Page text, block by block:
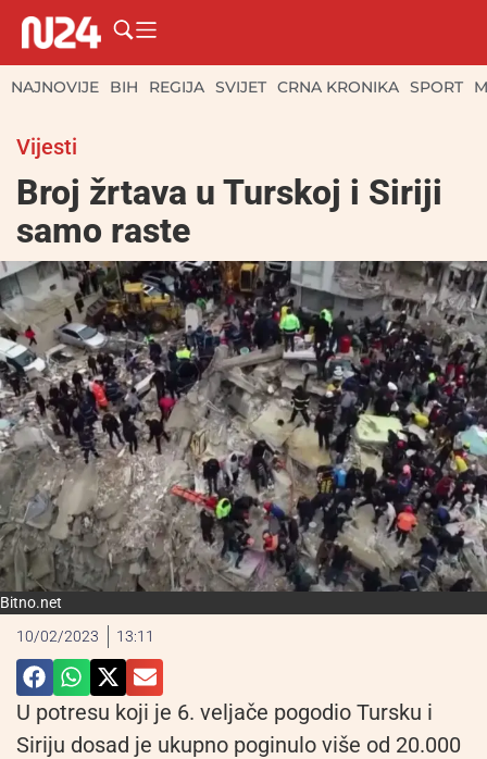
NAJNOVIJE BIH REGIJA SVIJET CRNA KRONIKA SPORT
Vijesti
Broj žrtava u Turskoj i Siriji
samo raste
Bitno.net
10/02/2023
13:11
U potresu koji je 6. veljače pogodio Tursku i
Siriju dosad je ukupno poginulo više od 20.000